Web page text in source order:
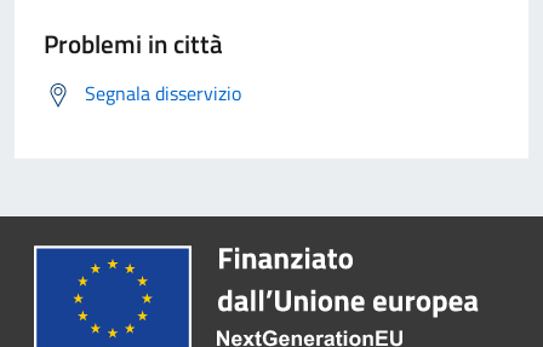
Problemi in città
Segnala disservizio